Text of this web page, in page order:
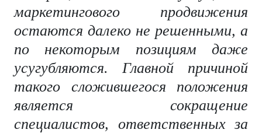
маркетингового продвижения
остаются далеко не решенными, а
по некоторым позициям даже
усугубляются. Главной причиной
такого сложившегося положения
является сокращение
специалистов, ответственных за